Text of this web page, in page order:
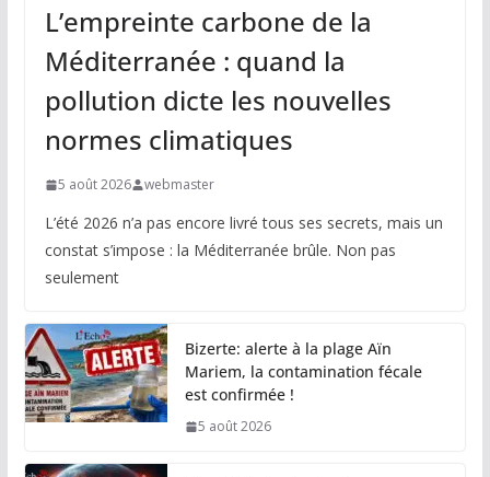
L’empreinte carbone de la
Méditerranée : quand la
pollution dicte les nouvelles
normes climatiques
5 août 2026 webmaster
L’été 2026 n’a pas encore livré tous ses secrets, mais un
constat s’impose : la Méditerranée brûle. Non pas
seulement
Bizerte: alerte à la plage Aïn
Mariem, la contamination fécale
est confirmée !
5 août 2026